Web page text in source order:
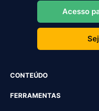
Acesso
CONTEÚDO
FERRAMENTAS